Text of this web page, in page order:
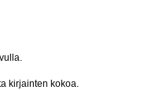
kirjainten kokoa.